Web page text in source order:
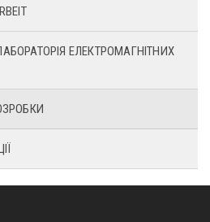
ЕЛЕКТРОМАГНІТНИХ